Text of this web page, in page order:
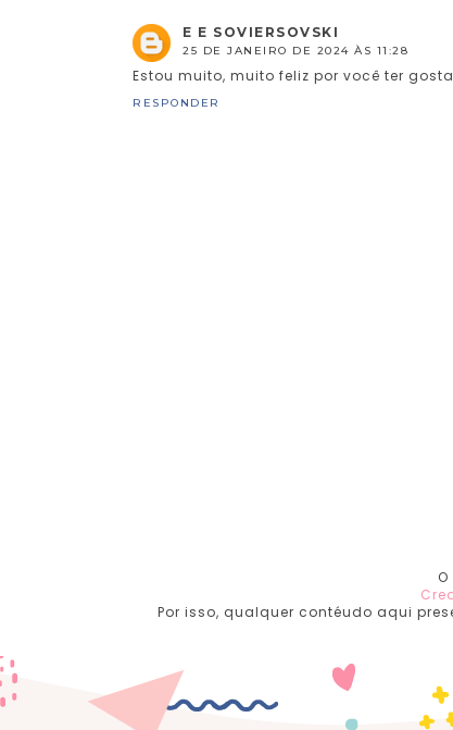
E E SOVIERSOVSKI
25 DE JANEIRO DE 2024 ÀS 11:28
Estou muito, muito feliz por você ter
RESPONDER
Por isso, qualquer contéudo aqui